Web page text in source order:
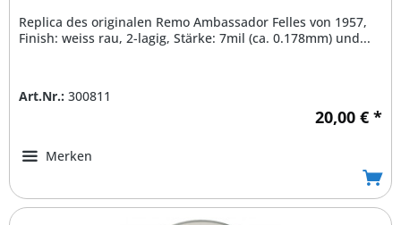
Replica des originalen Remo Ambassador Felles von 1957,
Finish: weiss rau, 2-lagig, Stärke: 7mil (ca. 0.178mm) und...
Art.Nr.: 300811
20,00 € *
Merken